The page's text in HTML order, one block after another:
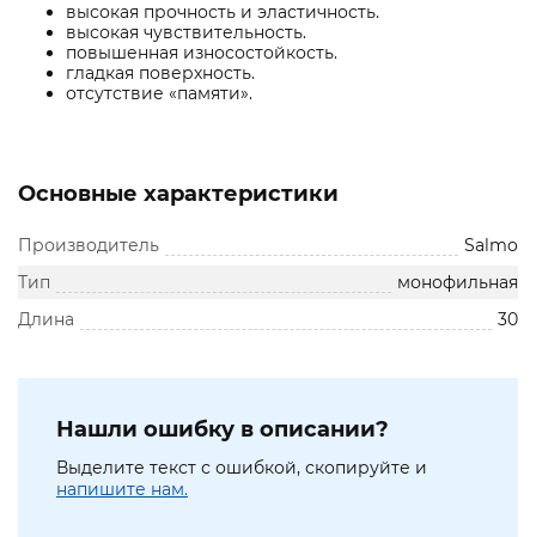
высокая прочность и эластичность.
высокая чувствительность.
повышенная износостойкость.
гладкая поверхность.
отсутствие «памяти».
Основные характеристики
Производитель
Salmo
Тип
монофильная
Длина
30
Нашли ошибку в описании?
Выделите текст с ошибкой, скопируйте и
напишите нам.